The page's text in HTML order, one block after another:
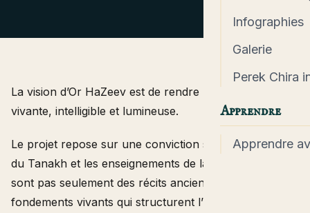
Infographies
Galerie
Perek Chira
Apprendre
Apprendre
La vision d’Or HaZeev est de rendre la tradition
vivante, intelligible et lumineuse.
Le projet repose sur une conviction simple : les textes
du Tanakh et les enseignements de la tradition juive ne
sont pas seulement des récits anciens, mais des
fondements vivants qui structurent l’identité et la